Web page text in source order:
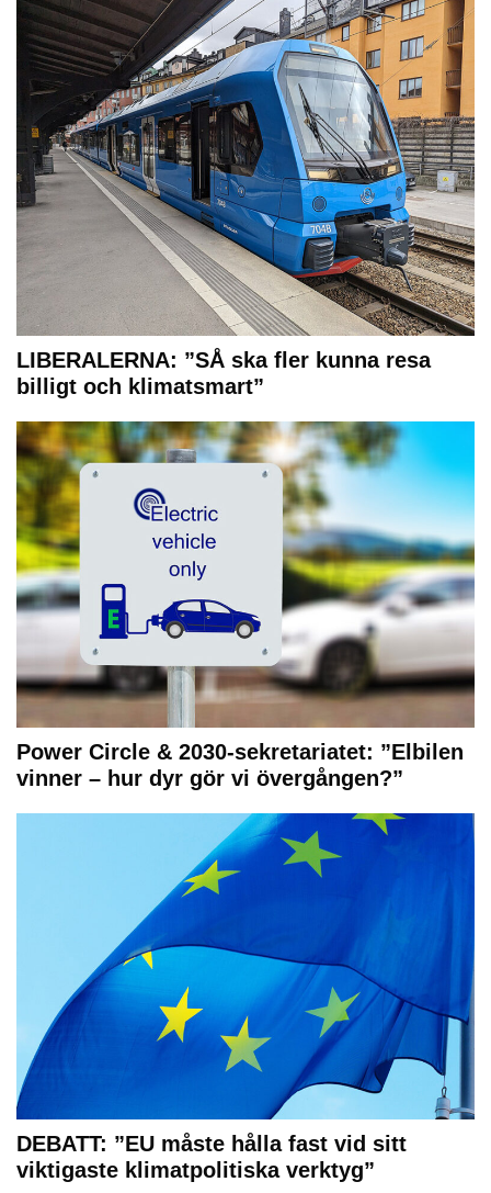
LIBERALERNA: ”SÅ ska fler kunna resa
billigt och klimatsmart”
Power Circle & 2030-sekretariatet: ”Elbilen
vinner – hur dyr gör vi övergången?”
DEBATT: ”EU måste hålla fast vid sitt
viktigaste klimatpolitiska verktyg”